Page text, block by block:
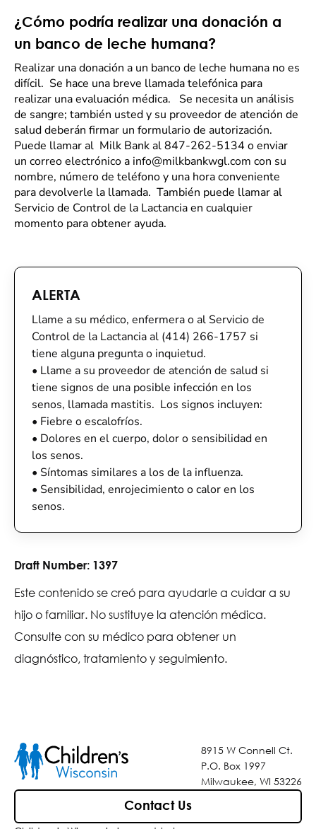
¿Cómo podría realizar una donación a
un banco de leche humana?
Realizar una donación a un banco de leche humana no es
difícil. Se hace una breve llamada telefónica para
realizar una evaluación médica. Se necesita un análisis
de sangre; también usted y su proveedor de atención de
salud deberán firmar un formulario de autorización.
Puede llamar al Milk Bank al 847-262-5134 o enviar
un correo electrónico a info@milkbankwgl.com con su
nombre, número de teléfono y una hora conveniente
para devolverle la llamada. También puede llamar al
Servicio de Control de la Lactancia en cualquier
momento para obtener ayuda.
ALERTA
Llame a su médico, enfermera o al Servicio de
Control de la Lactancia al (414) 266-1757 si
tiene alguna pregunta o inquietud.
• Llame a su proveedor de atención de salud si
tiene signos de una posible infección en los
senos, llamada mastitis. Los signos incluyen:
• Fiebre o escalofríos.
• Dolores en el cuerpo, dolor o sensibilidad en
los senos.
• Síntomas similares a los de la influenza.
• Sensibilidad, enrojecimiento o calor en los
senos.
Draft Number: 1397
Este contenido se creó para ayudarle a cuidar a su
hijo o familiar. No sustituye la atención médica.
Consulte con su médico para obtener un
diagnóstico, tratamiento y seguimiento.
8915 W Connell Ct.
P.O. Box 1997
Milwaukee, WI 53226
Contact Us